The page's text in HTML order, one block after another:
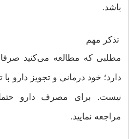
باشد.
تذکر مهم
مطلبی که مطالعه می‌کنید
دارد؛ خود درمانی و تجویز دارو
نیست. برای مصرف دارو
مراجعه نمایید.